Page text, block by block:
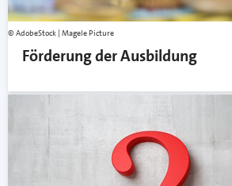
AdobeStock | Magele Picture
Förderung der Ausbildung